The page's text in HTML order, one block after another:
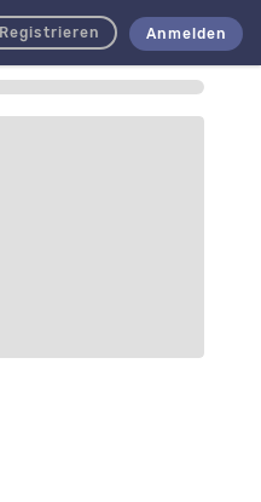
Registrieren Anmelden